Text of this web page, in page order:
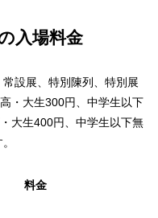
入場料金
設展、特別陳列、特別展
・大生300円、中学生以下
大生400円、中学生以下無
料金